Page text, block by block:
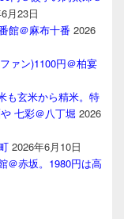
月23日
館＠麻布十番 2026
ァン)1100円＠柏宴
も玄米から精米。特
七彩＠八丁堀 2026
2026年6月10日
＠赤坂。1980円は高